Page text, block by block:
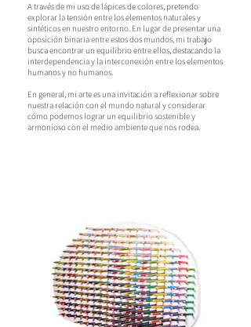
A través de mi uso de lápices de colores, pretendo
explorar la tensión entre los elementos naturales y
sintéticos en nuestro entorno. En lugar de presentar una
oposición binaria entre estos dos mundos, mi trabajo
busca encontrar un equilibrio entre ellos, destacando la
interdependencia y la interconexión entre los elementos
humanos y no humanos.
En general, mi arte es una invitación a reflexionar sobre
nuestra relación con el mundo natural y considerar
cómo podemos lograr un equilibrio sostenible y
armonioso con el medio ambiente que nos rodea.